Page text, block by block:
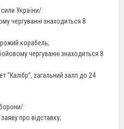
України/:
чергуванні знаходиться 8
корабель;
чергуванні знаходиться 8
“Калібр”, загальний залп до 24
:
про відставку;